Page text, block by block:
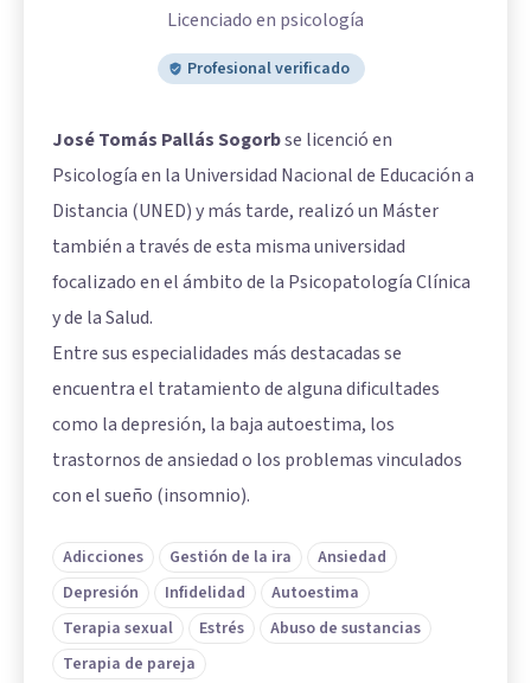
Licenciado en psicología
Profesional verificado
José Tomás Pallás Sogorbse licenció en
Psicología en la Universidad Nacional de Educación a
Distancia (UNED) y más tarde, realizó un Máster
también a través de esta misma universidad
focalizado en el ámbito de la Psicopatología Clínica
y de la Salud.
Entre sus especialidades más destacadas se
encuentra el tratamiento de alguna dificultades
como la depresión, la baja autoestima, los
trastornos de ansiedad o los problemas vinculados
con el sueño (insomnio).
Adicciones Gestión de la ira
Ansiedad
Depresión
Infidelidad
Autoestima
Terapia sexual
Estrés
Abuso de sustancias
Terapia de pareja